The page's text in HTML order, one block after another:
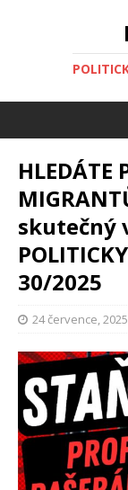
HLEDÁTE
skutečný
30/2025
24 července, 2025